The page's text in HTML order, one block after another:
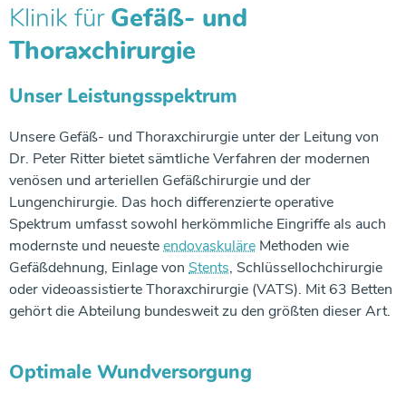
Klinik fürGefäß- und
Thoraxchirurgie
Unser Leistungsspektrum
Unsere Gefäß- und Thoraxchirurgie unter der Leitung von
Dr. Peter Ritter bietet sämtliche Verfahren der modernen
venösen und arteriellen Gefäßchirurgie und der
Lungenchirurgie. Das hoch differenzierte operative
Spektrum umfasst sowohl herkömmliche Eingriffe als auch
modernste und neuesteendovaskuläre Methoden wie
Gefäßdehnung, Einlage von Stents, Schlüssellochchirurgie
oder videoassistierte Thoraxchirurgie (VATS). Mit 63 Betten
gehört die Abteilung bundesweit zu den größten dieser Art.
Optimale Wundversorgung